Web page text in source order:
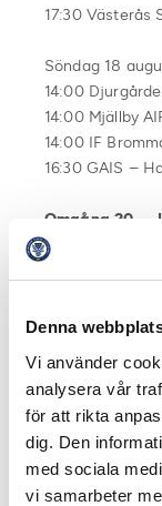
Denna
Vi använder
analysera vår
för att rikta
dig. Den
med sociala
vi samarbeter
17:30 Västerås
Söndag 18
14:00
14:00 Mjällby
14:00 IF
16:30 GAIS –
Omgång 20 –
år:
flyttas till
Söndag 25
14:00 IK Sirius
14:00 IF
16:30 AIK – IF
16:30 BK